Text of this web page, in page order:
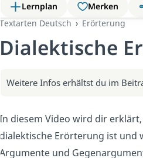
Lernplan Merken
Textarten Deutsch
Erörterung
Dialektische
Weitere Infos erhältst du im
In diesem Video wird dir
dialektische Erörterung ist und
Argumente und